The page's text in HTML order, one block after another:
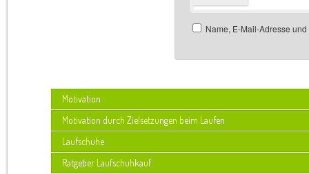
Name, E-Mail-Adresse
Motivation
Motivation durch Zielsetzungen beim Laufen
Laufschuhe
Ratgeber Laufschuhkauf